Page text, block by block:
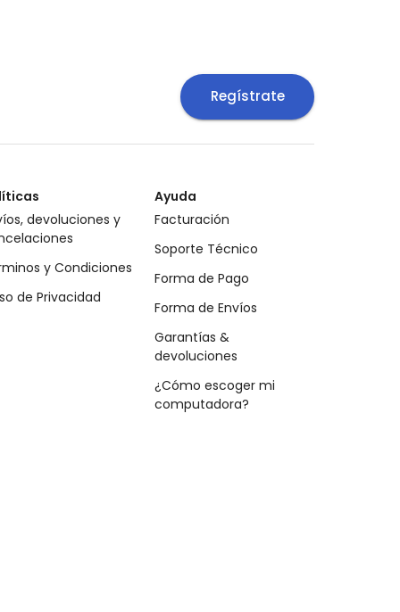
Regístrate
devoluciones y
y Condiciones
de Privacidad
Ayuda
Facturación
Soporte Técnico
Forma de Pago
Forma de Envíos
Garantías &
devoluciones
¿Cómo escoger mi
computadora?